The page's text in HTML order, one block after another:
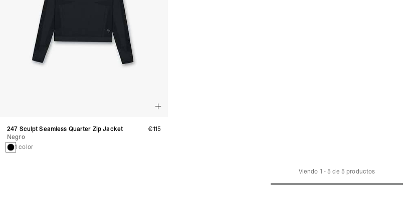
247 Sculpt Seamless Quarter Zip Jacket
Negro
1 color
€115
Viendo 1 -5 de 5 productos